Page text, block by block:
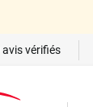
avis vérifiés